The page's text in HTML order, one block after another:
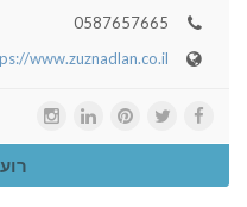
0587657665
www.zuznadlan.co.il